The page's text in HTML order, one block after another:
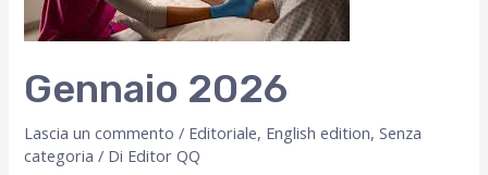
Gennaio 2026
Lascia un commento / Editoriale, English edition,Senza
categoria / Di Editor QQ